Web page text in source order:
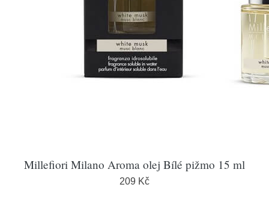
Millefiori Milano Aroma olej Bílé pižmo 15 ml
209 Kč